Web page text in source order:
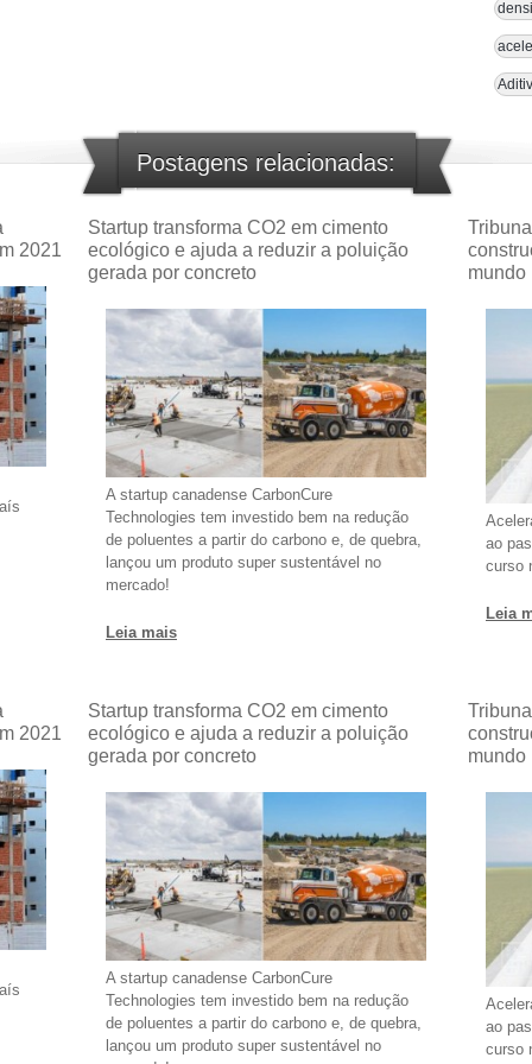
Postagens relacionadas:
2021
Startup transforma CO2 em cimento
ecológico e ajuda a reduzir a poluição
gerada por concreto
A startup canadense CarbonCure
Technologies tem investido bem na redução
de poluentes a partir do carbono e, de quebra,
lançou um produto super sustentável no
mercado!
Leia mais
mundo
ao
curso
Leia
2021
Startup transforma CO2 em cimento
ecológico e ajuda a reduzir a poluição
gerada por concreto
A startup canadense CarbonCure
Technologies tem investido bem na redução
de poluentes a partir do carbono e, de quebra,
lançou um produto super sustentável no
mundo
ao
curso